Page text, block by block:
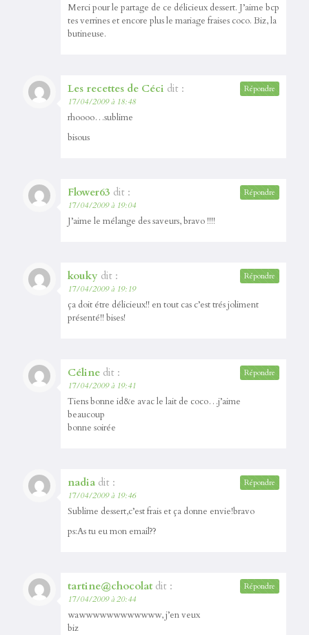
Merci pour le partage de ce délicieux dessert. J’aime bcp
tes verrines et encore plus le mariage fraises coco. Biz, la
butineuse.
Les recettes de Céci dit :
17/04/2009 à 18:48
rhoooo…sublime
bisous
Répondre
Flower63 dit :
17/04/2009 à 19:04
J’aime le mélange des saveurs, bravo !!!!
Répondre
kouky dit :
17/04/2009 à 19:19
ça doit étre délicieux!! en tout cas c’est trés joliment
présenté!! bises!
Répondre
Céline dit :
17/04/2009 à 19:41
Tiens bonne id&e avac le lait de coco…j’aime
beaucoup
bonne soirée
Répondre
nadia dit :
17/04/2009 à 19:46
Sublime dessert,c’est frais et ça donne envie!bravo
ps:As tu eu mon email??
Répondre
tartine@chocolat dit :
17/04/2009 à 20:44
wawwwwwwwwwwww, j’en veux
biz
Répondre